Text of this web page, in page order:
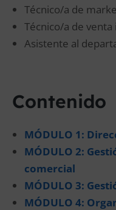
Técnico/a de
Técnico/a de
Asistente al
Contenido
MÓDULO 1:
MÓDULO 2:
comercial
MÓDULO 3:
MÓDULO 4: